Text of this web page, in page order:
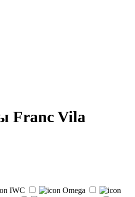
Franc Vila
IWC
Omega